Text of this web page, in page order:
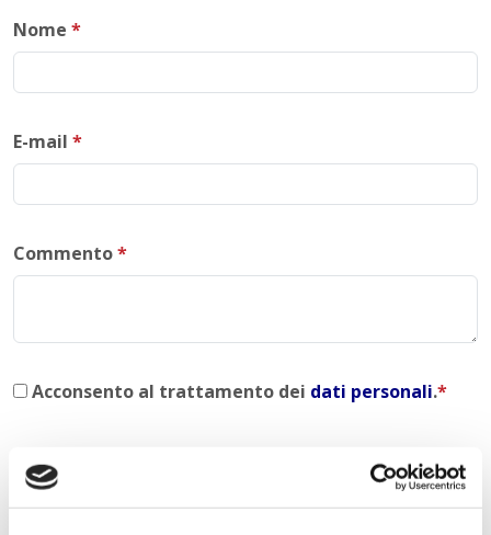
Nome *
E-mail *
Commento*
Acconsento al trattamento dei dati personali.*